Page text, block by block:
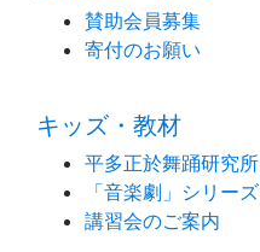
賛助会員募集
寄付のお願い
キッズ・教材
平多正於舞踊研究所
「音楽劇」シリーズ
講習会のご案内